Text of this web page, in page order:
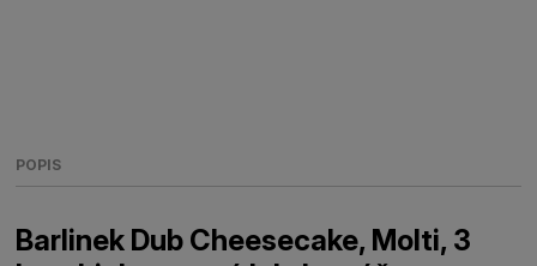
POPIS
Barlinek Dub Cheesecake, Molti, 3